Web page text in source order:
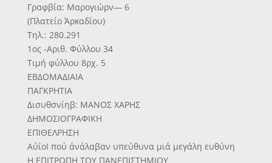
Γραφβΐα: Μαρογιώρν— 6
(Πλατείο Άρκαδΐου)
Τηλ.: 280.291
1ος -Αριθ. Φύλλου 34
Τιμή φύλλου 8ρχ. 5
ΕΒΔΟΜΑΔΙΑΙΑ
ΠΑΓΚΡΗΤΙΑ
Δισυθσνίηβ: ΜΑΝΟΣ ΧΑΡΗΣ
ΔΗΜΟΣΙΟΓΡΑΦΙΚΗ
ΕΠΙΘΕΛΡΗΣΗ
ΑύΐοΙ πού άνάλαβαν υπεύθυνα μιά μεγάλη ευθύνη
Η ΕΠΙΤΡΟΠΗ ΤΟΥ ΠΑΝΕΠΙΣΤΗΜΙΟΥ